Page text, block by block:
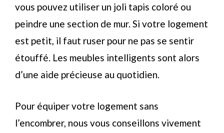
vous pouvez utiliser un joli tapis coloré ou
peindre une section de mur. Si votre logement
est petit, il faut ruser pour ne pas se sentir
étouffé. Les meubles intelligents sont alors
d’une aide précieuse au quotidien.
Pour équiper votre logement sans
l’encombrer, nous vous conseillons vivement